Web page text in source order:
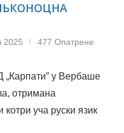
2025 477 Опатрене
у Вербаше
отримана
уча руски язик